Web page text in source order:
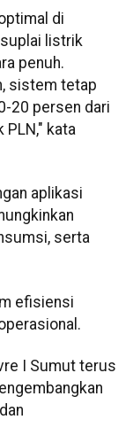
di
listrik
penuh.
sistem tetap
20 persen dari
PLN," kata
aplikasi
serta
efisiensi
I Sumut terus